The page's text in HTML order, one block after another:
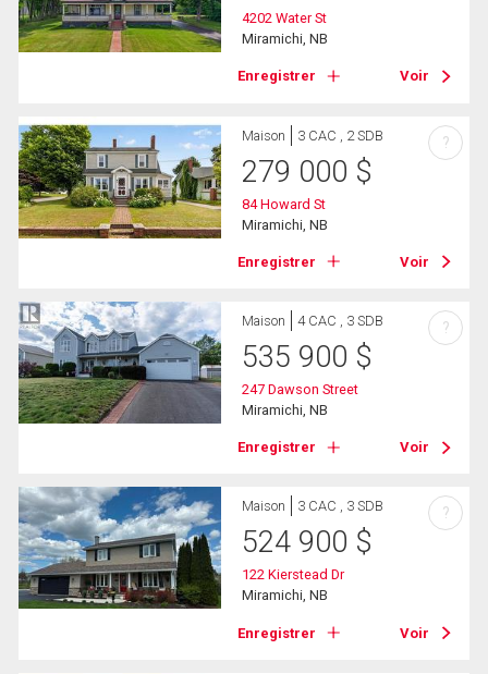
4202 Water St
Miramichi, NB
Enregistrer Voir
Maison 3 CAC , 2 SDB
279 000 $
84 Howard St
Miramichi, NB
Enregistrer Voir
?
Maison 4 CAC , 3 SDB
535 900 $
247 Dawson Street
Miramichi, NB
Enregistrer Voir
?
Maison 3 CAC , 3 SDB
524 900 $
122 Kierstead Dr
Miramichi, NB
Enregistrer Voir
?